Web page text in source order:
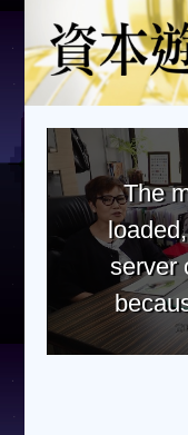
The
server